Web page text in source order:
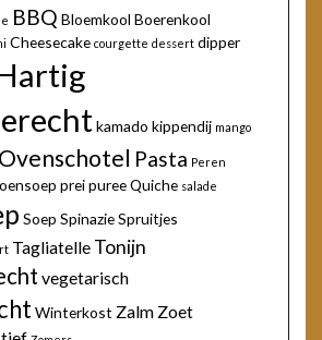
BBQ Bloemkool Boerenkool
Cheesecake courgette dessert dipper
kamado kippendij mango
Ovenschotel Pasta Peren
preipureeQuiche salade
Soep SpinazieSpruitjes
Tagliatelle Tonijn
vegetarisch
Winterkost Zalm Zoet